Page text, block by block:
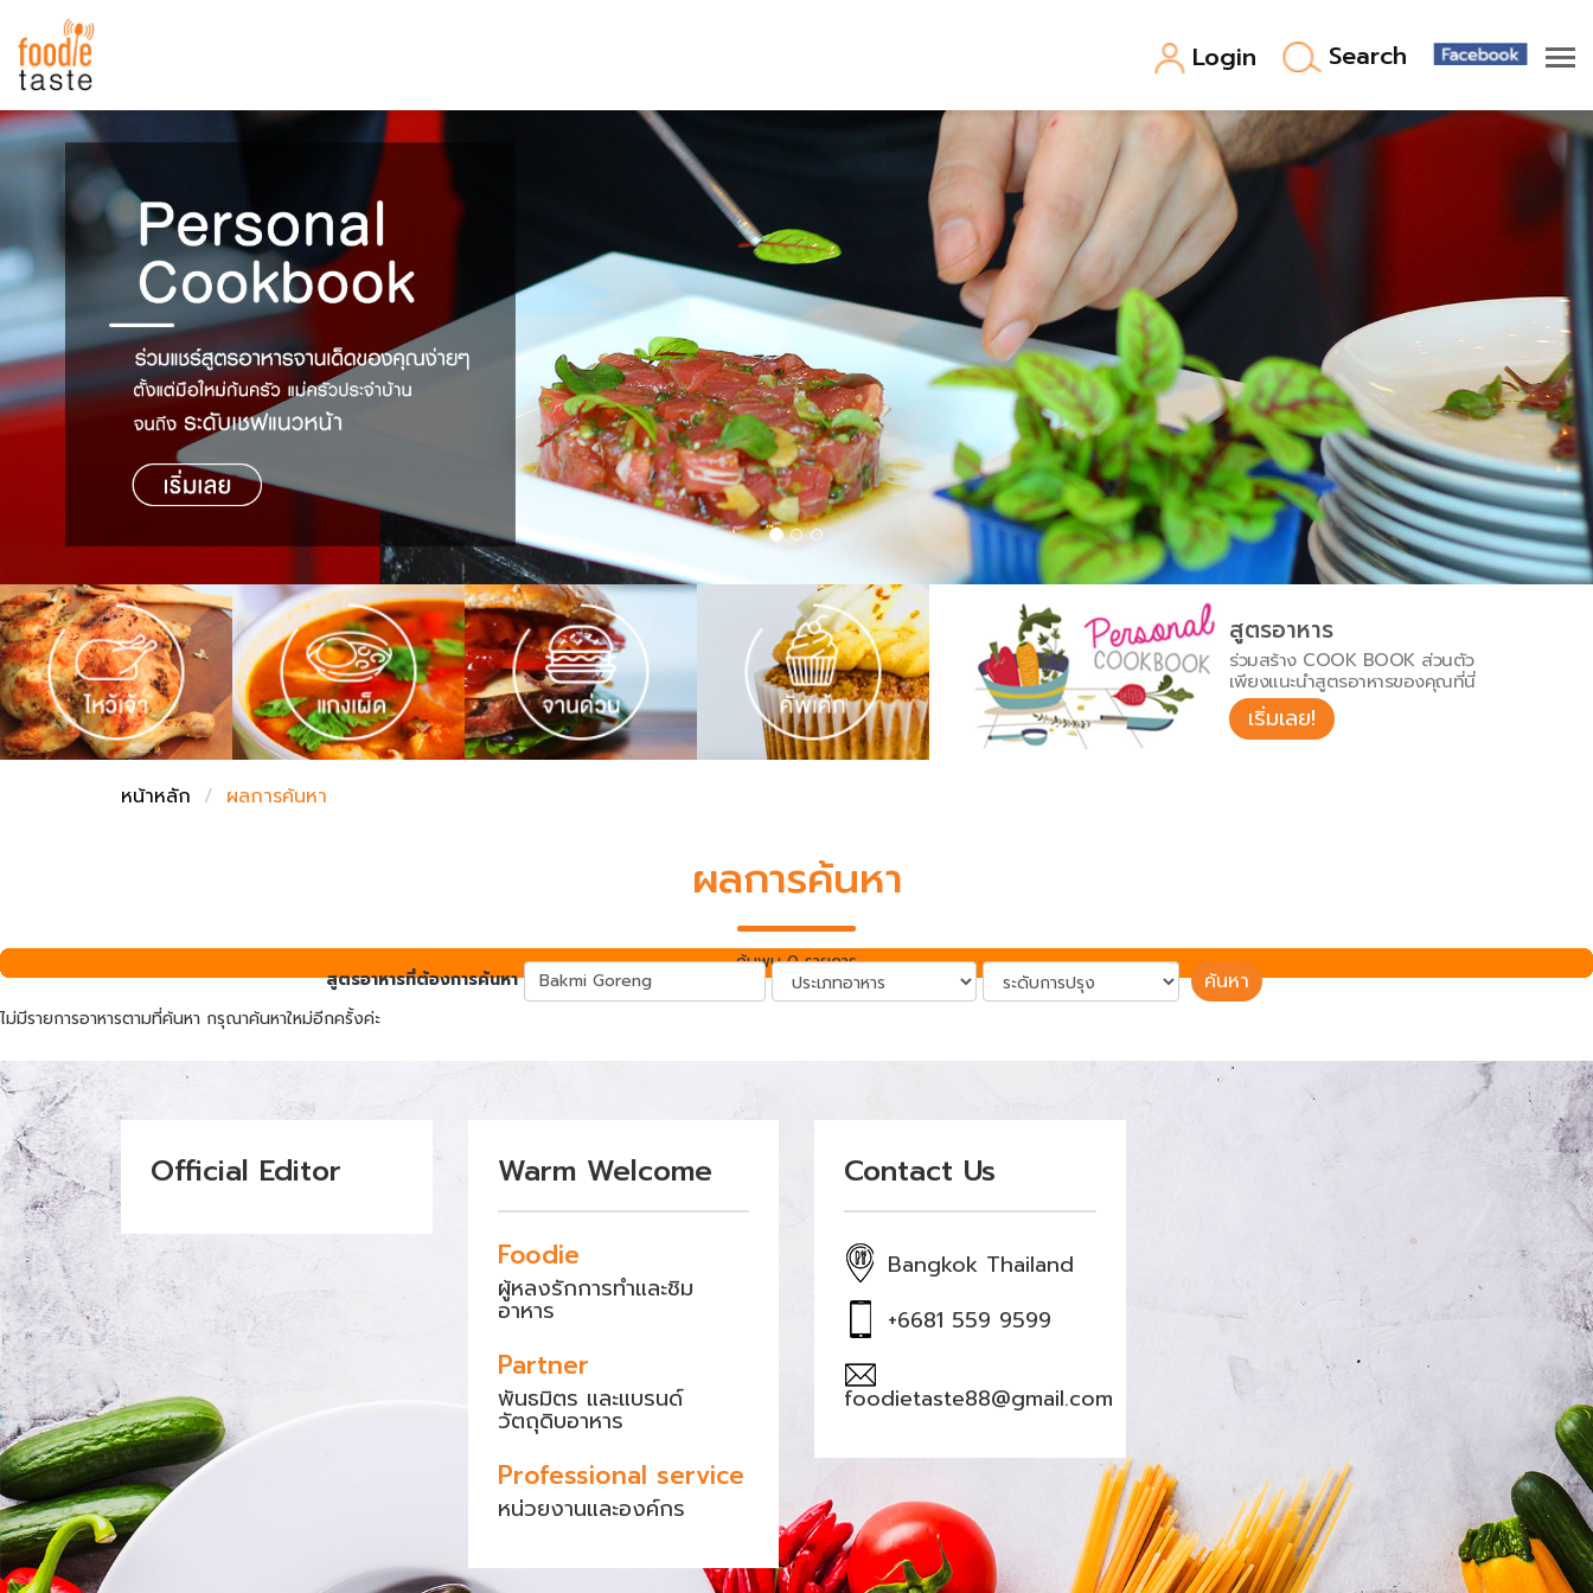
Login Search
สูตรอาหาร
สูตรอาหารล่าสุด
Top Foodie
พาไปชิม
สารพันก้นครัว
เคล็ดลับน่ารู้
เปรียบเทียบหน่วยการตวง
เปรียบเทียบอุณหภูมิ
เปรียบเทียบน้ำหนักวัตถุดิบ
ชั่งตวงเนย
FoodPedia
สร้าง Cookbook
สูตรอาหาร
ร่วมสร้าง COOK BOOK ส่วนตัว
เพียงแนะนำสูตรอาหารของคุณที่นี่
เริ่มเลย!
หน้าหลัก ผลการค้นหา
ผลการค้นหา
สูตรอาหารที่ต้องการค้นหา ค้นหา
ไม่มีรายการอาหารตามที่ค้นหา กรุณาค้นหาใหม่อีกครั้งค่ะ
ค้นพบ 0 รายการ
Official Editor Warm Welcome
Foodie
ผู้หลงรักการทำและชิม
อาหาร
Partner
พันธมิตร และแบรนด์
วัตถุดิบอาหาร
Professional service
หน่วยงานและองค์กร
Contact Us
Bangkok Thailand
+6681 559 9599
foodietaste88@gmail.com